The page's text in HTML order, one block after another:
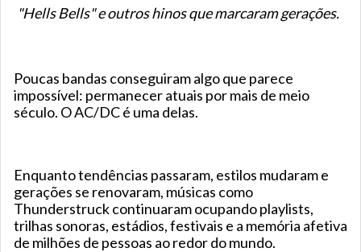
"Hells Bells" e outros hinos que marcaram gerações.
Poucas bandas conseguiram algo que parece
impossível: permanecer atuais por mais de meio
século. O AC/DC é uma delas.
Enquanto tendências passaram, estilos mudaram e
gerações se renovaram, músicas como
Thunderstruck continuaram ocupando playlists,
trilhas sonoras, estádios, festivais e a memória afetiva
de milhões de pessoas ao redor do mundo.